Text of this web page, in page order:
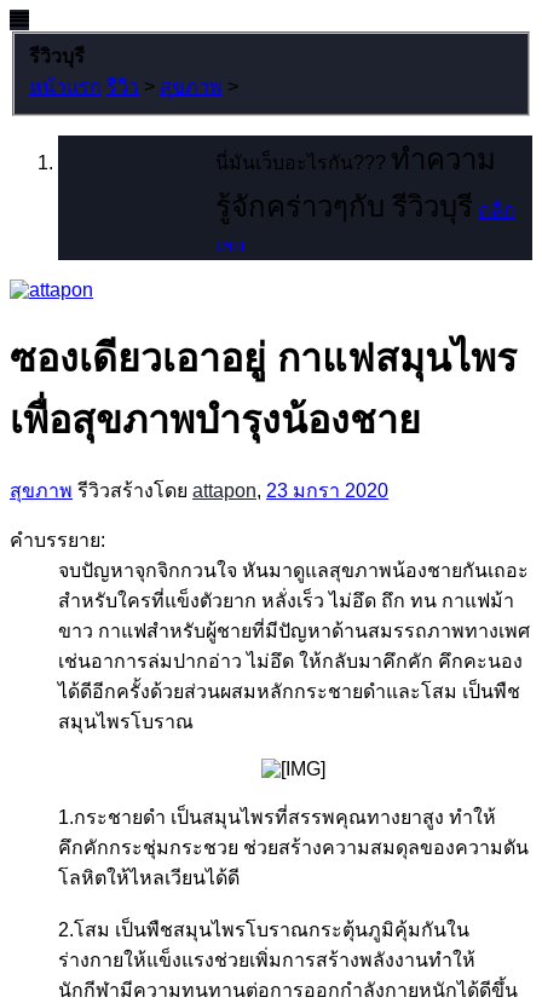
รีวิวบุรี
หน้าแรก รีวิว > สุขภาพ >
นี่มันเว็บอะไรกัน??? ทำความ
รู้จักคร่าวๆกับ รีวิวบุรี คลิก
เลย
ซองเดียวเอาอยู่ กาแฟสมุนไพร
เพื่อสุขภาพบำรุงน้องชาย
สุขภาพ รีวิวสร้างโดย attapon, 23 มกรา 2020
คำบรรยาย:
จบปัญหาจุกจิกกวนใจ หันมาดูแลสุขภาพน้องชายกันเถอะ
สำหรับใครที่แข็งตัวยาก หลั่งเร็ว ไม่อึด ถึก ทน กาแฟม้า
ขาว กาแฟสำหรับผู้ชายที่มีปัญหาด้านสมรรถภาพทางเพศ
เช่นอาการล่มปากอ่าว ไม่อึด ให้กลับมาคึกคัก คึกคะนอง
ได้ดีอีกครั้งด้วยส่วนผสมหลักกระชายดำและโสม เป็นพืช
สมุนไพรโบราณ
1.กระชายดำ เป็นสมุนไพรที่สรรพคุณทางยาสูง ทำให้
คึกคักกระชุ่มกระชวย ช่วยสร้างความสมดุลของความดัน
โลหิตให้ไหลเวียนได้ดี
2.โสม เป็นพืชสมุนไพรโบราณกระตุ้นภูมิคุ้มกันใน
ร่างกายให้แข็งแรงช่วยเพิ่มการสร้างพลังงานทำให้
นักกีฬามีความทนทานต่อการออกกำลังกายหนักได้ดีขึ้น